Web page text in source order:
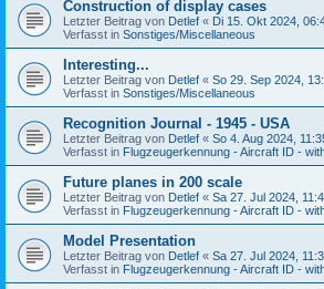
Construction of display cases
Letzter Beitrag von Detlef « Di 15. Okt 2024,
Verfasst in Sonstiges/Miscellaneous
Interesting...
Letzter Beitrag von Detlef « So 29. Sep 2024,
Verfasst in Sonstiges/Miscellaneous
Recognition Journal - 1945 - USA
Letzter Beitrag von Detlef « So 4. Aug 2024,
Verfasst in Flugzeugerkennung - Aircraft ID -
Future planes in 200 scale
Letzter Beitrag von Detlef « Sa 27. Jul 2024,
Verfasst in Flugzeugerkennung - Aircraft ID -
Model Presentation
Letzter Beitrag von Detlef « Sa 27. Jul 2024,
Verfasst in Flugzeugerkennung - Aircraft ID -